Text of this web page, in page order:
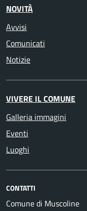
NOVITÀ
Avvisi
Comunicati
Notizie
VIVERE IL COMUNE
Galleria immagini
Eventi
Luoghi
CONTATTI
Comune di Muscoline